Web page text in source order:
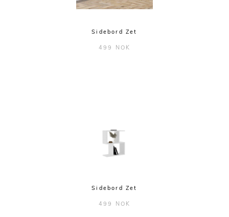
Sidebord Zet
499 NOK
Sidebord Zet
499 NOK